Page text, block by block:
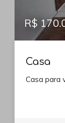
R$
Casa
Casa para